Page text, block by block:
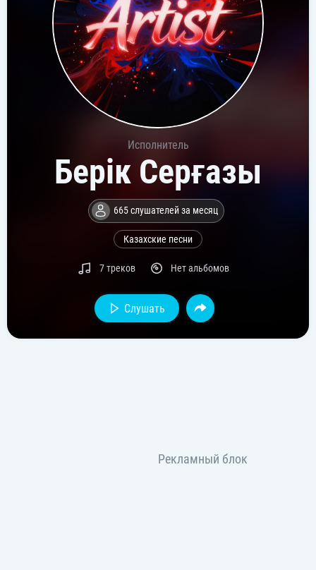
Исполнитель
Берік Серғазы
665 слушателей за месяц
Казахские песни
7 треков Нет альбомов
Слушать